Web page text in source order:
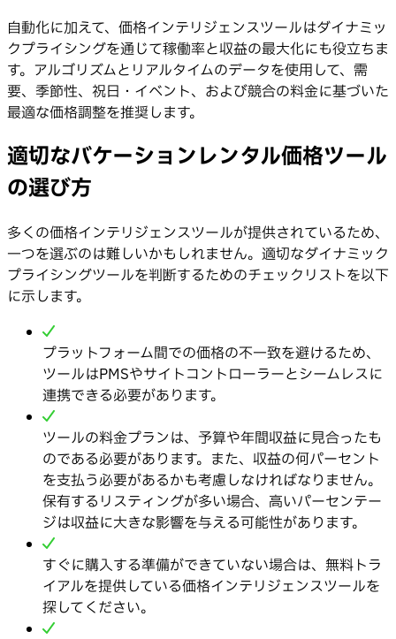
自動化に加えて、価格インテリジェンスツールはダイナミッ
クプライシングを通じて稼働率と収益の最大化にも役立ちま
す。アルゴリズムとリアルタイムのデータを使用して、需
要、季節性、祝日・イベント、および競合の料金に基づいた
最適な価格調整を推奨します。
適切なバケーションレンタル価格ツール
の選び方
多くの価格インテリジェンスツールが提供されているため、
一つを選ぶのは難しいかもしれません。適切なダイナミック
プライシングツールを判断するためのチェックリストを以下
に示します。
プラットフォーム間での価格の不一致を避けるため、
ツールはPMSやサイトコントローラーとシームレスに
連携できる必要があります。
ツールの料金プランは、予算や年間収益に見合ったも
のである必要があります。また、収益の何パーセント
を支払う必要があるかも考慮しなければなりません。
保有するリスティングが多い場合、高いパーセンテー
ジは収益に大きな影響を与える可能性があります。
すぐに購入する準備ができていない場合は、無料トラ
イアルを提供している価格インテリジェンスツールを
探してください。